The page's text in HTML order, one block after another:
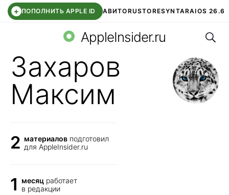
+ ПОПОЛНИТЬ APPLE ID АВИТОRUSTORESYNTARAIOS 26.6
СБЕР КИДС ЧАТ ROBLOXВТБ ОНЛАЙН
AppleInsider.ru
Захаров
Максим
2 материалов подготовил
для AppleInsider.ru
1 месяц работает
в редакции